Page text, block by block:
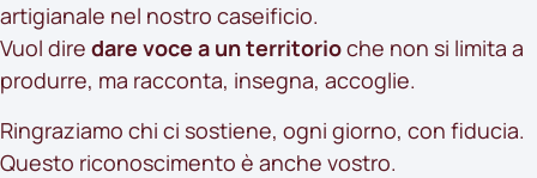
artigianale nel nostro caseificio.
Vuol dire dare voce a un territorioche non si limita a
produrre, ma racconta, insegna, accoglie.
Ringraziamo chi ci sostiene, ogni giorno, con fiducia.
Questo riconoscimento è anche vostro.